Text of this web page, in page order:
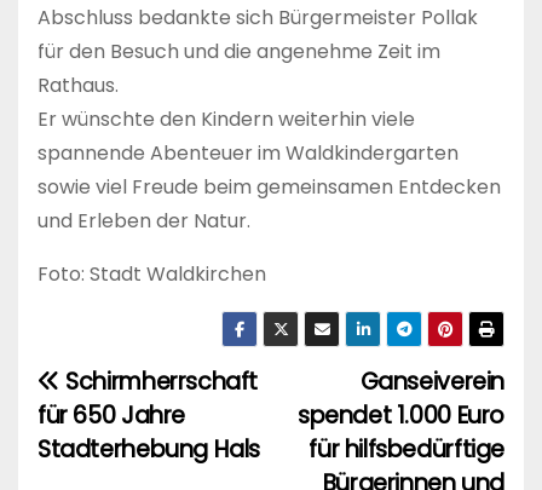
Abschluss bedankte sich Bürgermeister Pollak
für den Besuch und die angenehme Zeit im
Rathaus.
Er wünschte den Kindern weiterhin viele
spannende Abenteuer im Waldkindergarten
sowie viel Freude beim gemeinsamen Entdecken
und Erleben der Natur.
Foto: Stadt Waldkirchen
B
e
Ganseiverein
spendet 1.000 Euro
für hilfsbedürftige
Schirmherrschaft
für 650 Jahre
Stadterhebung Hals